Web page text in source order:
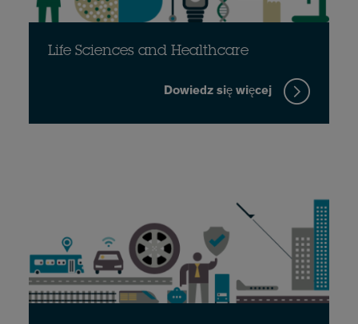
Life Sciences and Healthcare
Dowiedz się więcej